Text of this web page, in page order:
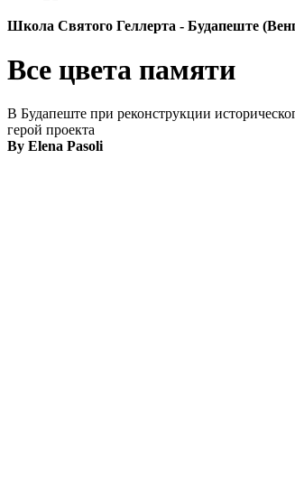
Школа Святого Геллерта - Будапеште
Все цвета памяти
В Будапеште при реконструкции
герой проекта
By Elena Pasoli